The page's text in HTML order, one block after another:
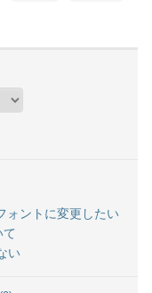
ォントに変更したい
い